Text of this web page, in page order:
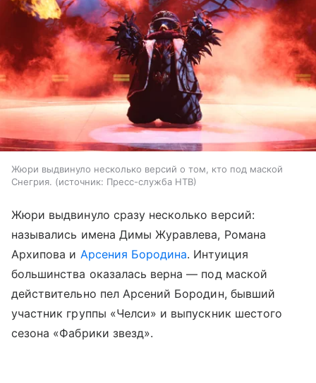
Жюри выдвинуло несколько версий о том, кто под маской
Снегрия.
источник: Пресс-служба НТВ
Жюри выдвинуло сразу несколько версий:
назывались имена Димы Журавлева, Романа
Архипова и Арсения Бородина. Интуиция
большинства оказалась верна — под маской
действительно пел Арсений Бородин, бывший
участник группы «Челси» и выпускник шестого
сезона «Фабрики звезд».